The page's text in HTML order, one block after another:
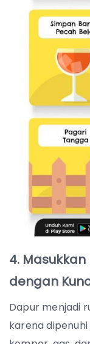
4.
dengan
Dapur menjadi
karena